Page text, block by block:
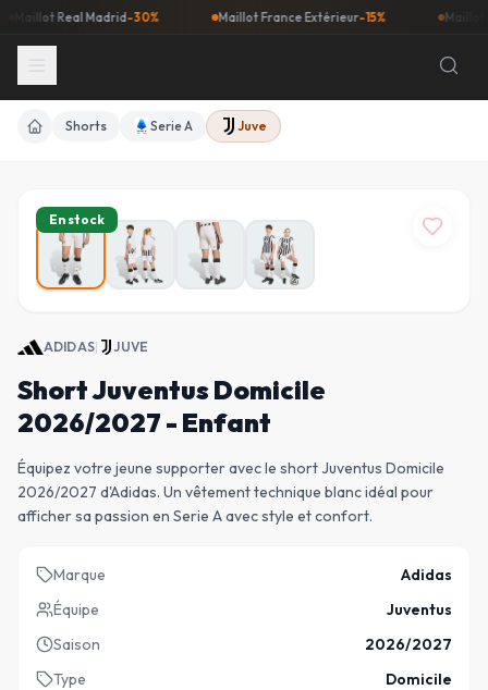
Real Madrid-30% Maillot France Extérieur-15% Maillot
Accueil
Shorts Serie A Juve
En stock
ADIDAS| JUVE
Short Juventus Domicile
2026/2027 - Enfant
Équipez votre jeune supporter avec le short Juventus Domicile
2026/2027 d'Adidas. Un vêtement technique blanc idéal pour
afficher sa passion en Serie A avec style et confort.
Marque
Adidas
Équipe
Juventus
Saison
2026/2027
Type
Domicile